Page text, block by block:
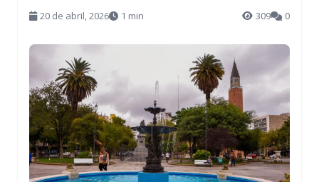
20 de abril, 2026 1 min 309 0